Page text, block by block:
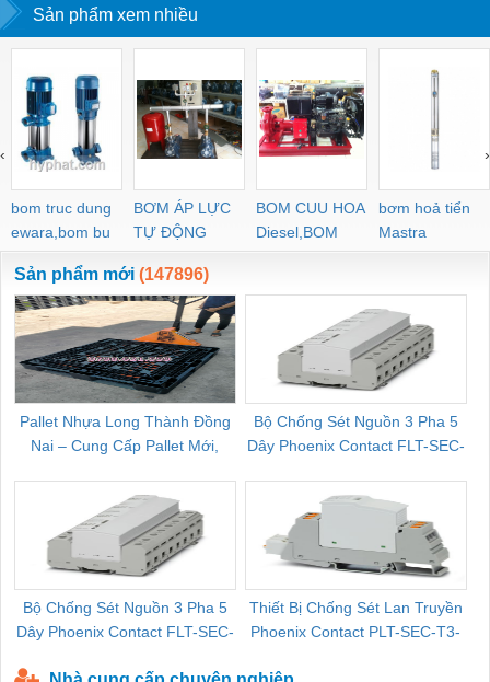
SCA SAFS SASF HVFS
HVSF PU PV PE PY
HVFF PLJ PYJ PP PG
PEG PW PGJ PPGJ
PYJW SL-C PC-C
POC-C PL-C
SCG353A047 ASCO
SCG353A050 ASCO
SXE353.060
IPH-5B-50-LT-11, IPH-
100-L-11, IPH-5A-40-
11
YB1-40/12 YB1-
Sản phẩm xem nhiều
bom truc dung
ewara,bom bu
ewara
BƠM ÁP LỰC
TỰ ĐỘNG
BOM CUU HOA
Diesel,BOM
CHUA CHAY
bơm hoả tiển
Mastra
‹ ›
Sản phẩm mới (147896)
Pallet Nhựa Long Thành Đồng
Nai – Cung Cấp Pallet Mới,
Bộ Chống Sét Nguồn 3 Pha 5
Dây Phoenix Contact FLT-SEC-
Bộ Chống Sét Nguồn 3 Pha 5
Dây Phoenix Contact FLT-SEC-
Thiết Bị Chống Sét Lan Truyền
Phoenix Contact PLT-SEC-T3-